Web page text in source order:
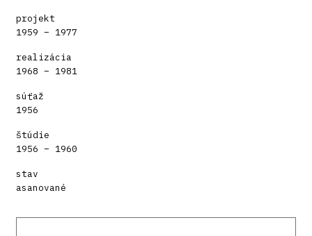
projekt
1959 – 1977
realizácia
1968 – 1981
súťaž
1956
štúdie
1956 – 1960
stav
asanované